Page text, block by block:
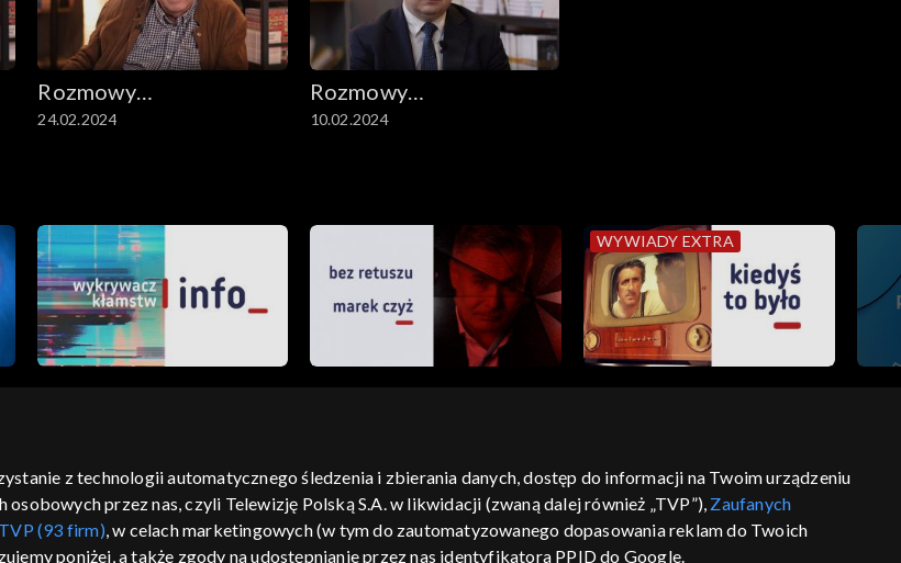
Rozmowy
niesymetryczne
24.02.2024
Rozmowy
niesymetryczne
10.02.2024
WYWIADY EXTRA
pomoc kontakt voucher dostępność informacje o dostawcy usług
z technologii automatycznego śledzenia i zbierania danych, dostęp do informacji na Twoim urządzeniu
przez nas, czyli Telewizję Polską S.A. w likwidacji (zwaną dalej również „TVP”), Zaufanych
(93 firm), w celach marketingowych (w tym do zautomatyzowanego dopasowania reklam do Twoich
poniżej, a także zgody na udostępnianie przez nas identyfikatora PPID do Google.